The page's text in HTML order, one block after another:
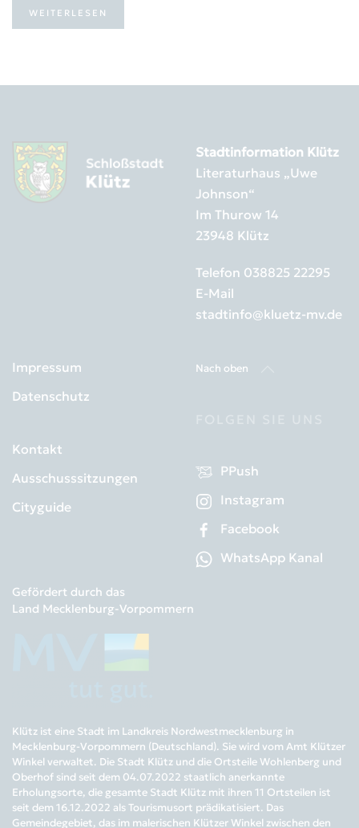
WEITERLESEN
Stadtinformation Klütz
Literaturhaus „Uwe
Johnson“
Im Thurow 14
23948 Klütz
Telefon 038825 22295
E-Mail
stadtinfo@kluetz-mv.de
Impressum
Datenschutz
Kontakt
Ausschusssitzungen
Cityguide
Nach oben
PPush
Instagram
Facebook
WhatsApp Kanal
Gefördert durch das
Land Mecklenburg-Vorpommern
Klütz ist eine Stadt im Landkreis Nordwestmecklenburg in
Mecklenburg-Vorpommern (Deutschland). Sie wird vom Amt Klützer
Winkel verwaltet. Die Stadt Klütz und die Ortsteile Wohlenberg und
Oberhof sind seit dem 04.07.2022 staatlich anerkannte
Erholungsorte, die gesamte Stadt Klütz mit ihren 11 Ortsteilen ist
seit dem 16.12.2022 als Tourismusort prädikatisiert. Das
Gemeindegebiet, das im malerischen Klützer Winkel zwischen den